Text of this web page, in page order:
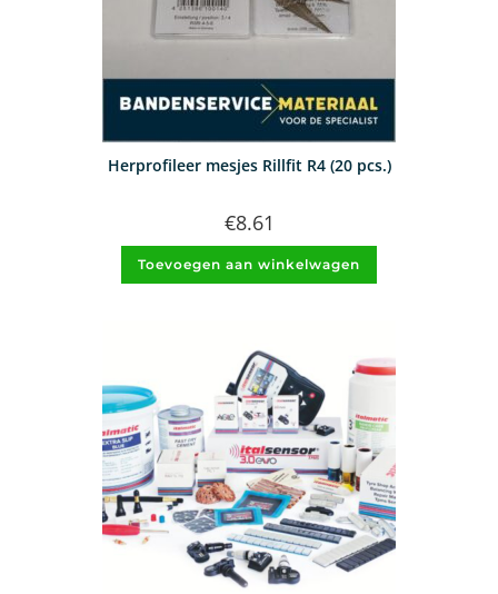
Herprofileer mesjes Rillfit R4 (20 pcs.)
€8.61
Toevoegen aan winkelwagen